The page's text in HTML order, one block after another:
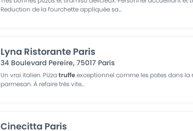
Reduction de la fourchette appliquée sa...
Lyna Ristorante Paris
34 Boulevard Pereire,75017 Paris
Un vrai italien. Pizzatruffeexceptionnel comme les pates dans la
parmesan. À refaire très vite...
Cinecitta Paris